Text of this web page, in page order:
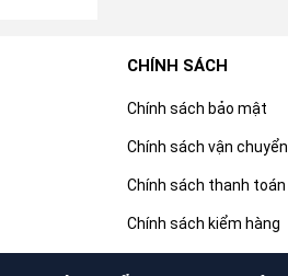
CHÍNH SÁCH
Chính sách bảo mật
Chính sách vận chuyển
Chính sách thanh toán
Chính sách kiểm hàng